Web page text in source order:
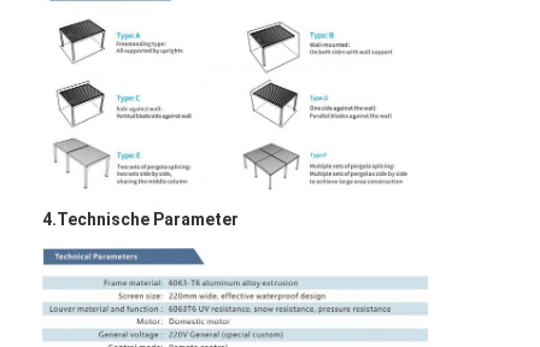
4.Technische Parameter